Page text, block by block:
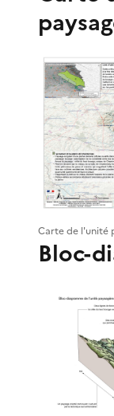
Carte de l'unité
Bloc-